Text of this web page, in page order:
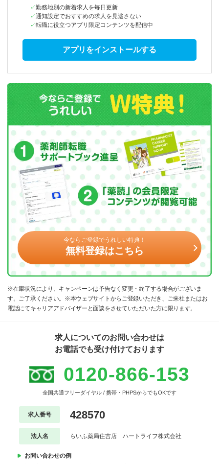
勤務地別の新着求人を毎日更新
通知設定でおすすめの求人を見逃さない
転職に役立つアプリ限定コンテンツを配信中
アプリをインストールする
今ならご登録でうれしい特典！
無料登録はこちら
※在庫状況により、キャンペーンは予告なく変更・終了する場合がございま
す。ご了承ください。※本ウェブサイトからご登録いただき、ご来社またはお
電話にてキャリアアドバイザーと面談をさせていただいた方に限ります。
求人についてのお問い合わせは
お電話でも受け付けております
0120-866-153
全国共通フリーダイヤル / 携帯・PHPSからでもOKです
求人番号 428570
法人名 らいふ薬局住吉店 ハートライフ株式会社
お問い合わせの例